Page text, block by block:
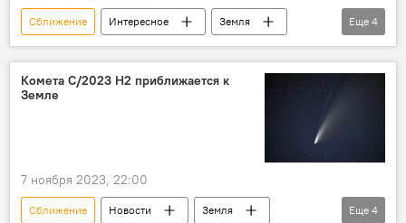
Сближение Интересное
Земля
астероиды
Комета
Солнце
Астрономы
Еще 4
Комета C/2023 H2 приближается к
Земле
7 ноября 2023, 22:00
Сближение Новости
Земля
Еще 4